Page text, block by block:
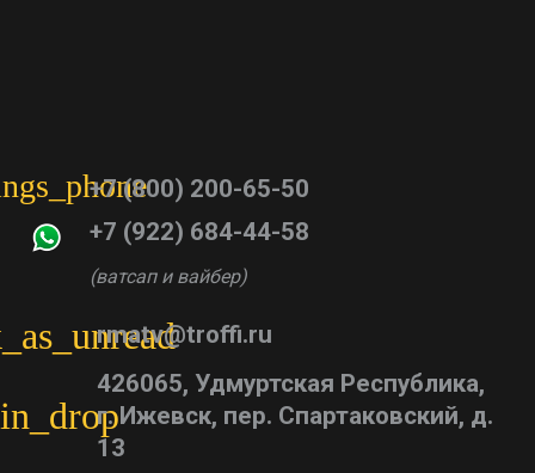
+7 (800) 200-65-50
+7 (922) 684-44-58
(ватсап и вайбер)
rmatv@troffi.ru
426065, Удмуртская Республика,
г. Ижевск, пер. Спартаковский, д.
13